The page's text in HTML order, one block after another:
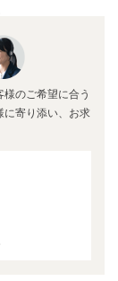
のご希望に合う
寄り添い、お求